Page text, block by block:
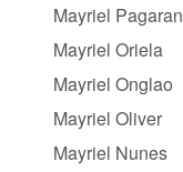
Mayriel Pagaran
Mayriel Oriela
Mayriel Onglao
Mayriel Oliver
Mayriel Nunes